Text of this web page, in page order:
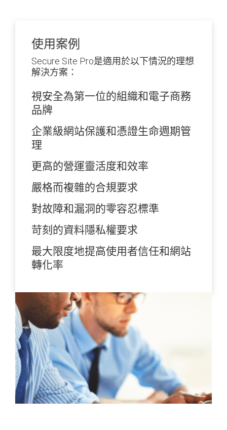
使用案例
Secure Site Pro是適用於以下情況的理想
解決方案：
視安全為第一位的組織和電子商務
品牌
企業級網站保護和憑證生命週期管
理
更高的營運靈活度和效率
嚴格而複雜的合規要求
對故障和漏洞的零容忍標準
苛刻的資料隱私權要求
最大限度地提高使用者信任和網站
轉化率